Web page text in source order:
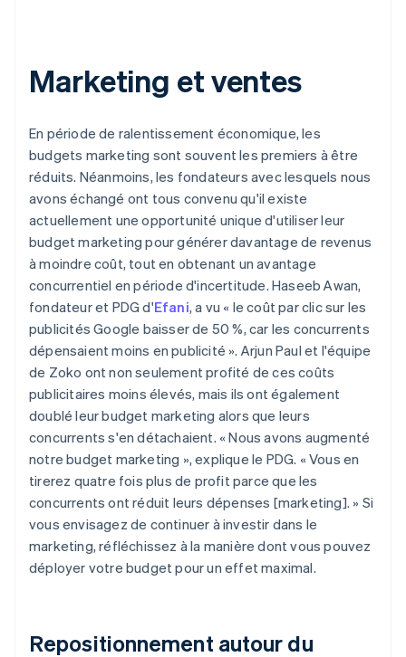
Marketing et ventes
En période de ralentissement économique, les
budgets marketing sont souvent les premiers à être
réduits. Néanmoins, les fondateurs avec lesquels nous
avons échangé ont tous convenu qu'il existe
actuellement une opportunité unique d'utiliser leur
budget marketing pour générer davantage de revenus
à moindre coût, tout en obtenant un avantage
concurrentiel en période d'incertitude. Haseeb Awan,
fondateur et PDG d'Efani, a vu « le coût par clic sur les
publicités Google baisser de 50 %, car les concurrents
dépensaient moins en publicité ». Arjun Paul et l'équipe
de Zoko ont non seulement profité de ces coûts
publicitaires moins élevés, mais ils ont également
doublé leur budget marketing alors que leurs
concurrents s'en détachaient. « Nous avons augmenté
notre budget marketing », explique le PDG. « Vous en
tirerez quatre fois plus de profit parce que les
concurrents ont réduit leurs dépenses [marketing]. » Si
vous envisagez de continuer à investir dans le
marketing, réfléchissez à la manière dont vous pouvez
déployer votre budget pour un effet maximal.
Repositionnement autour du